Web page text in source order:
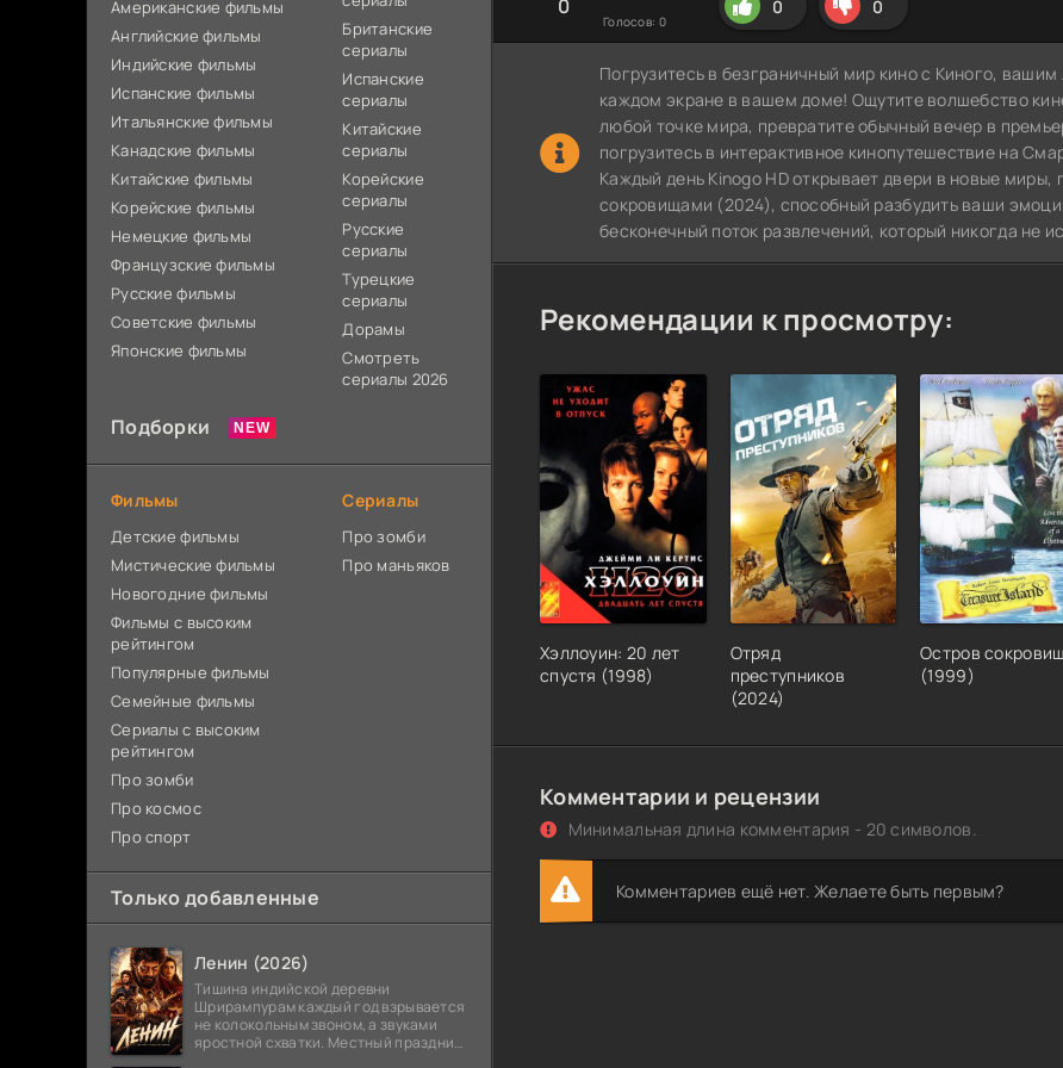
0
Голосов: 0
0 0
Погрузитесь в безграничный мир кино с Киного,
каждом экране в вашем доме! Ощутите волшебство
любой точке мира, превратите обычный вечер в
погрузитесь в интерактивное кинопутешествие на
Каждый день Kinogo HD открывает двери в новые
сокровищами (2024), способный разбудить ваши
бесконечный поток развлечений, который никогда не
Рекомендации к просмотру:
Хэллоуин: 20 лет
спустя (1998)
Отряд
преступников
(2024)
Остров
(1999)
Комментарии и рецензии
Минимальная длина комментария - 20 символов.
Комментариев ещё нет. Желаете быть первым?
Американские фильмы
Английские фильмы
Индийские фильмы
Испанские фильмы
Итальянские фильмы
Канадские фильмы
Китайские фильмы
Корейские фильмы
Немецкие фильмы
Французские фильмы
Русские фильмы
Советские фильмы
Японские фильмы
Британские
сериалы
Испанские
сериалы
Китайские
сериалы
Корейские
сериалы
Русские
сериалы
Турецкие
сериалы
Дорамы
Смотреть
сериалы 2026
Подборки
Фильмы
Детские фильмы
Мистические фильмы
Новогодние фильмы
Фильмы с высоким
рейтингом
Популярные фильмы
Семейные фильмы
Сериалы с высоким
рейтингом
Про зомби
Про космос
Про спорт
Сериалы
Про зомби
Про маньяков
Только добавленные
Ленин (2026)
Тишина индийской деревни
Шрирампурам каждый год взрывается
не колокольным звоном, а звуками
яростной схватки. Местный праздник